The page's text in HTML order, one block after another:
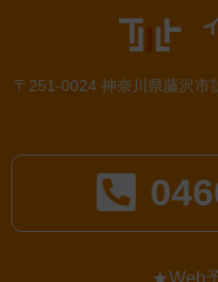
〒251-0024 神奈川県藤沢
★Web